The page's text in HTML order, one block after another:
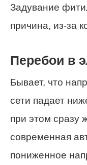
Задувание
причина, из-за
Перебои в
Бывает, что
сети падает
при этом сразу
современная
пониженное